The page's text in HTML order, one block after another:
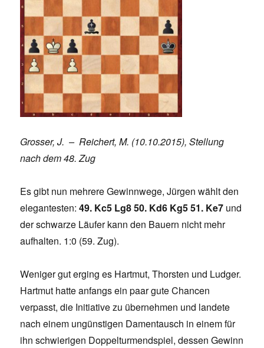
Grosser, J. – Reichert, M. (10.10.2015), Stellung
nach dem 48. Zug
Es gibt nun mehrere Gewinnwege, Jürgen wählt den
elegantesten:49. Kc5 Lg8 50. Kd6 Kg5 51. Ke7 und
der schwarze Läufer kann den Bauern nicht mehr
aufhalten. 1:0 (59. Zug).
Weniger gut erging es Hartmut, Thorsten und Ludger.
Hartmut hatte anfangs ein paar gute Chancen
verpasst, die Initiative zu übernehmen und landete
nach einem ungünstigen Damentausch in einem für
ihn schwierigen Doppelturmendspiel, dessen Gewinn